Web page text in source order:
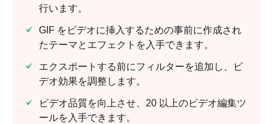
行います。
GIF をビデオに挿入するための事前に作成され
たテーマとエフェクトを入手できます。
エクスポートする前にフィルターを追加し、ビ
デオ効果を調整します。
ビデオ品質を向上させ、20 以上のビデオ編集ツ
ールを入手できます。